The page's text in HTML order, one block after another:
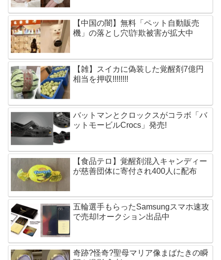
【中国の闇】無料「ペット自動販売
機」の落とし穴!詐欺被害が拡大中
【雑】スイカに偽装した覚醒剤7億円
相当を押収!!!!!!!!
バットマンとクロックスがコラボ「バ
ットモービルCrocs」発売!
【食品テロ】覚醒剤混入キャンディー
が慈善団体に寄付され400人に配布
五輪選手もらったSamsungスマホ速攻
で売却!オークション出品中
奇跡?怪奇?聖母マリア像まばたきの瞬